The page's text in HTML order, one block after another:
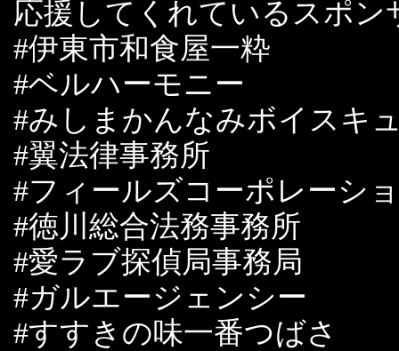
応援してくれているスポン
#伊東市和食屋一粋
#ベルハーモニー
#みしまかんなみボイスキ
#翼法律事務所
#フィールズコーポレーシ
#徳川総合法務事務所
#愛ラブ探偵局事務局
#ガルエージェンシー
#すすきの味一番つばさ